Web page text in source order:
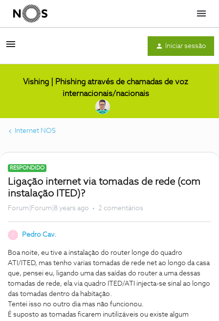
Menu
Iniciar sessão
Vishing | Phishing através de chamadas de voz
internacionais/nacionais
Internet NOS
RESPONDIDO
Ligação internet via tomadas de rede (com
instalação ITED)?
Forum|Forum|8 years ago 2 comentários
Pedro Cav.
Boa noite, eu tive a instalação do router longe do quadro
ATI/ITED, mas tenho varias tomadas de rede net ao longo da casa
que, pensei eu, ligando uma das saídas do router a uma dessas
tomadas de rede, ela via quadro ITED/ATI injecta-se sinal ao longo
das tomadas dentro da habitação.
Tentei isso no outro dia mas não funcionou.
É suposto as tomadas ficarem inutilizáveis ou existe algum